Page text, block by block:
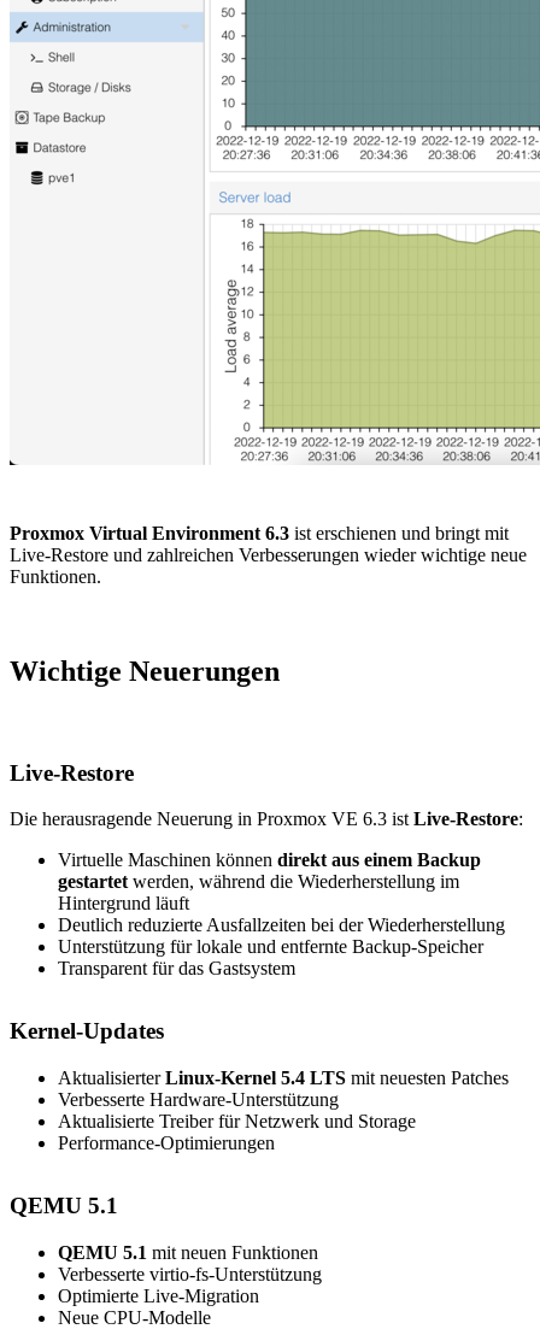
Proxmox Virtual Environment 6.3 ist erschienen und bringt mit
Live-Restore und zahlreichen Verbesserungen wieder wichtige neue
Funktionen.
Wichtige Neuerungen
Live-Restore
Die herausragende Neuerung in Proxmox VE 6.3 ist Live-Restore:
Virtuelle Maschinen können direkt aus einem Backup
gestartet werden, während die Wiederherstellung im
Hintergrund läuft
Deutlich reduzierte Ausfallzeiten bei der Wiederherstellung
Unterstützung für lokale und entfernte Backup-Speicher
Transparent für das Gastsystem
Kernel-Updates
AktualisierterLinux-Kernel 5.4 LTS mit neuesten Patches
Verbesserte Hardware-Unterstützung
Aktualisierte Treiber für Netzwerk und Storage
Performance-Optimierungen
QEMU 5.1
QEMU 5.1 mit neuen Funktionen
Verbesserte virtio-fs-Unterstützung
Optimierte Live-Migration
Neue CPU-Modelle